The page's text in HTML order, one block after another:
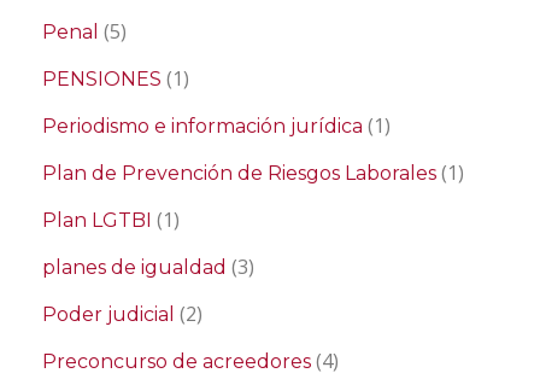
Penal (5)
PENSIONES (1)
Periodismo e información jurídica (1)
Plan de Prevención de Riesgos Laborales (1)
Plan LGTBI (1)
planes de igualdad (3)
Poder judicial (2)
Preconcurso de acreedores (4)